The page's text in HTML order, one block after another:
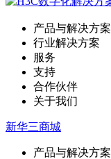
产品与解决方案
行业解决方案
服务
支持
合作伙伴
关于我们
新华三商城
产品与解决方案